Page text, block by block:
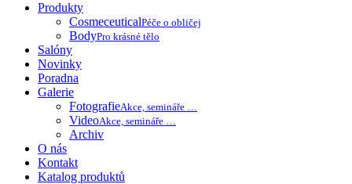
Produkty
CosmeceuticalPéče o obličej
BodyPro krásné tělo
Salóny
Novinky
Poradna
Galerie
FotografieAkce, semináře …
VideoAkce, semináře …
Archiv
O nás
Kontakt
Katalog produktů